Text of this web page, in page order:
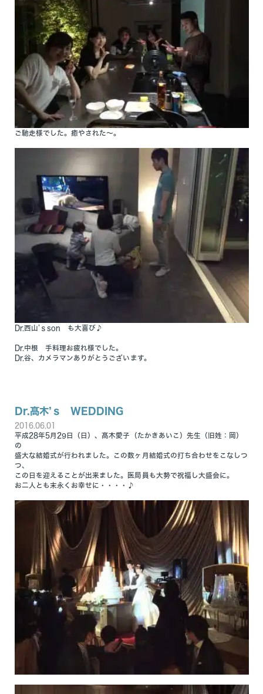
ご馳走様でした。癒やされた～。
Dr.西山’ｓson も大喜び♪
Dr.中根 手料理お疲れ様でした。
Dr.谷、カメラマンありがとうございます。
Dr.髙木’ｓ WEDDING
2016.06.01
平成28年5月29日（日）、髙木愛子（たかきあいこ）先生（旧姓：岡）
の
盛大な結婚式が行われました。この数ヶ月結婚式の打ち合わせをこなしつ
つ、
この日を迎えることが出来ました。医局員も大勢で祝福し大盛会に。
お二人とも末永くお幸せに・・・・♪